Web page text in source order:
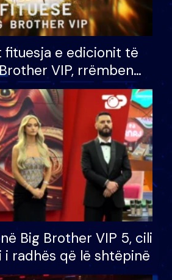
fituesja e edicionit të
VIP, rrëmben
prej 100 mijë eurosh
Big Brother VIP 5, cili
i radhës që lë shtëpinë